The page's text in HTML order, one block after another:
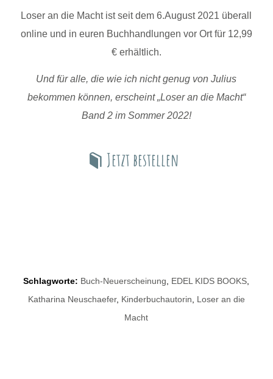
Loser an die Macht ist seit dem 6.August 2021 überall
online und in euren Buchhandlungen vor Ort für 12,99
€ erhältlich.
Und für alle, die wie ich nicht genug von Julius
bekommen können, erscheint „Loser an die Macht“
Band 2 im Sommer 2022!
Jetzt bestellen
Schlagworte: Buch-Neuerscheinung EDEL KIDS BOOKS
Katharina Neuschaefer, Kinderbuchautorin
Loser an die
Macht